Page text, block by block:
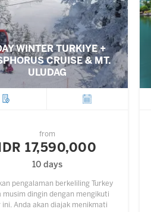
WINTER TURKIYE +
CRUISE & MT.
ULUDAG
from
IDR 17,590,000
10 days
pengalaman berkeliling Turkey
musim dingin dengan mengikuti
ini. Anda akan diajak menikmati